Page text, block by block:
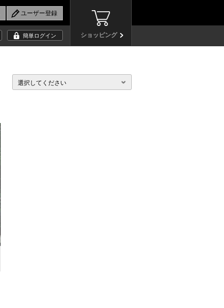
ショッピング
簡単ログイン
選択してください